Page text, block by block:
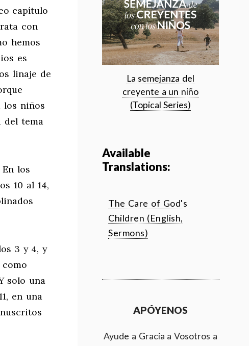
capítulo
con
hemos
es
linaje de
los niños
del tema
los
10 al 14,
3 y 4, y
solo una
en una
La semejanza del
creyente a un niño
(Topical Series)
Available
Translations:
The Care of God's
Children (English,
Sermons)
APÓYENOS
Ayude a Gracia a Vosotros a